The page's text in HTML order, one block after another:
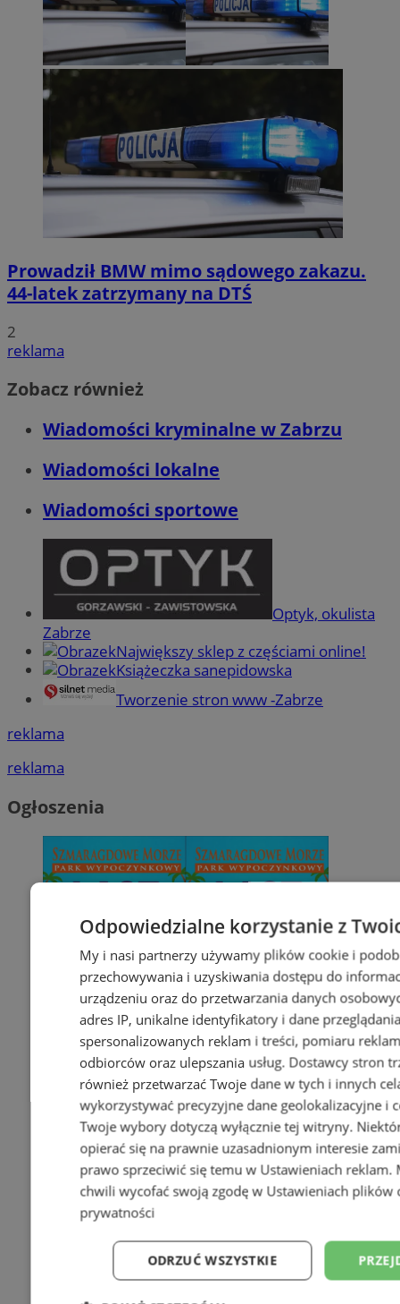
Prowadził BMW mimo sądowego zakazu.
44-latek zatrzymany na DTŚ
2
reklama
Zobacz również
Wiadomości kryminalne w Zabrzu
Wiadomości lokalne
Wiadomości sportowe
Optyk, okulista
Zabrze
Największy sklep z częściami online!
Książeczka sanepidowska
Tworzenie stron www -Zabrze
reklama
reklama
Ogłoszenia
Odpowiedzialne korzystanie z
My i nasi partnerzy używamy plików cookie i
przechowywania i uzyskiwania dostępu do
urządzeniu oraz do przetwarzania danych
adres IP, unikalne identyfikatory i dane
spersonalizowanych reklam i treści, pomiaru
odbiorców oraz ulepszania usług. Dostawcy stron
również przetwarzać Twoje dane w tych i innych
wykorzystywać precyzyjne dane geolokalizacyjne i
Twoje wybory dotyczą wyłącznie tej witryny.
opierać się na prawnie uzasadnionym interesie
prawo sprzeciwić się temu w Ustawieniach reklam.
chwili wycofać swoją zgodę w Ustawieniach plików
prywatności
ODRZUĆ WSZYSTKIE